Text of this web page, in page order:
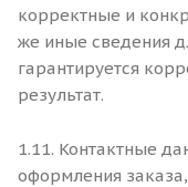
корректные и
же иные сведения
гарантируется
результат.
1.11. Контактные
оформления